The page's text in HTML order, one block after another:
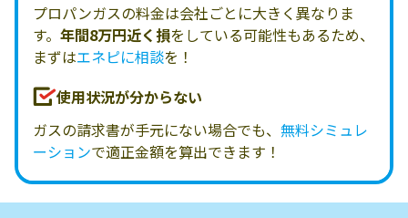
プロパンガスの料金は会社ごとに大きく異なりま
す。 年間8万円近く損をしている可能性もあるため、
まずはエネピに相談を！
使用状況が分からない
ガスの請求書が手元にない場合でも、 無料シミュレ
ーションで適正金額を算出できます！